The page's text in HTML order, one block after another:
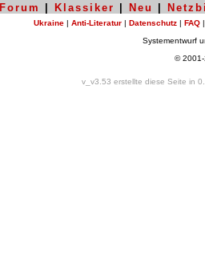
Forum Klassiker Neu
Ukraine | Anti-Literatur | Datenschutz | FAQ
Systementwurf
©
v_v3.53 erstellte diese Seite in